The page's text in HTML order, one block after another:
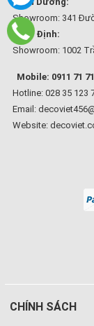
Showroom: 341
Bình Định:
Showroom: 1002
Mobile: 0911 71
Hotline: 028 35 123
Email:
Website:
CHÍNH SÁCH